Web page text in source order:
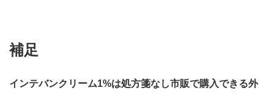
補足
インテバンクリーム1%は処方箋なし市販で購入できる外